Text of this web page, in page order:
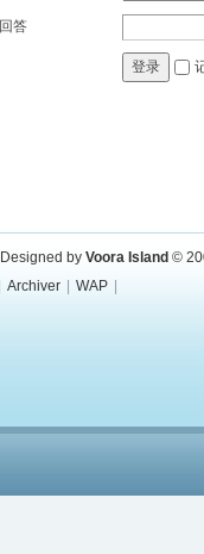
回答
登录
Designed by Voora Island ©
Archiver WAP